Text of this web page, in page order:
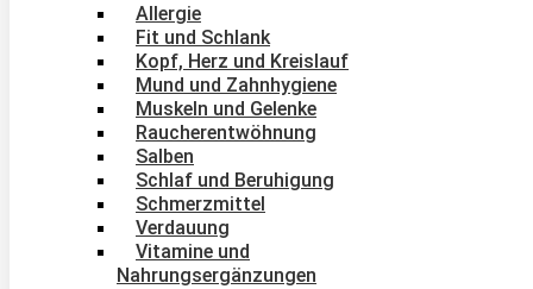
Allergie
Fit und Schlank
Kopf, Herz und Kreislauf
Mund und Zahnhygiene
Muskeln und Gelenke
Raucherentwöhnung
Salben
Schlaf und Beruhigung
Schmerzmittel
Verdauung
Vitamine und
Nahrungsergänzungen